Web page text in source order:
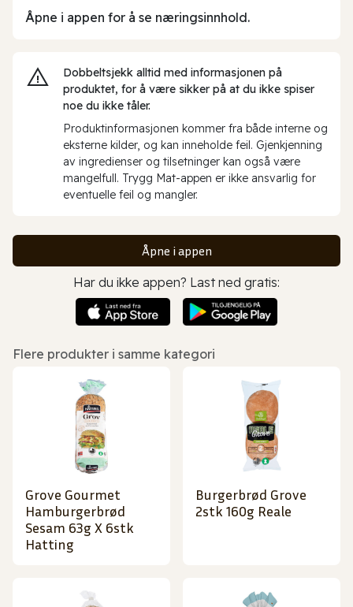
Åpne i appen for å se næringsinnhold.
Dobbeltsjekk alltid med informasjonen på
produktet, for å være sikker på at du ikke spiser
noe du ikke tåler.
Produktinformasjonen kommer fra både interne og
eksterne kilder, og kan inneholde feil. Gjenkjenning
av ingredienser og tilsetninger kan også være
mangelfull. Trygg Mat-appen er ikke ansvarlig for
eventuelle feil og mangler.
Åpne i appen
Har du ikke appen? Last ned gratis:
Flere produkter i samme kategori
Grove Gourmet
Hamburgerbrød
Sesam 63g X 6stk
Hatting
Burgerbrød Grove
2stk 160g Reale